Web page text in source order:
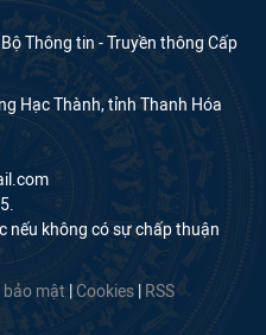
Thông tin - Truyền thông Cấp
Hạc Thành, tỉnh Thanh Hóa
nếu không có sự chấp thuận
bảo mật Cookies RSS